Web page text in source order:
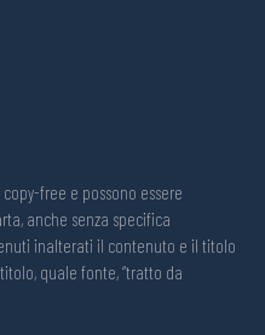
free e possono essere
anche senza specifica
inalterati il contenuto e il titolo
quale fonte, “tratto da